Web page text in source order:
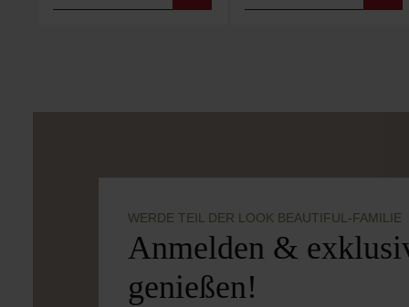
WERDE TEIL DER LOOK BEAUTIFUL-FAMILIE
Anmelden &
genießen!